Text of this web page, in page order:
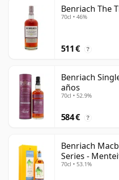
Benriach The
70cl • 46%
511 € ?
Benriach
años
70cl • 52.9%
584 € ?
Benriach
Series -
70cl • 53.1%